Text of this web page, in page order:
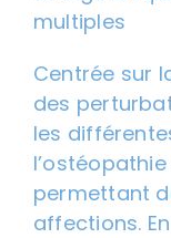
multiples
Centrée sur
des
les
permettant
affections.